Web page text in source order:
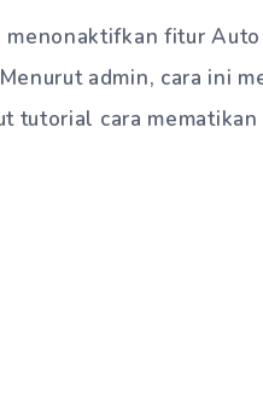
menonaktifkan fitur
Menurut admin, cara ini
tutorial cara